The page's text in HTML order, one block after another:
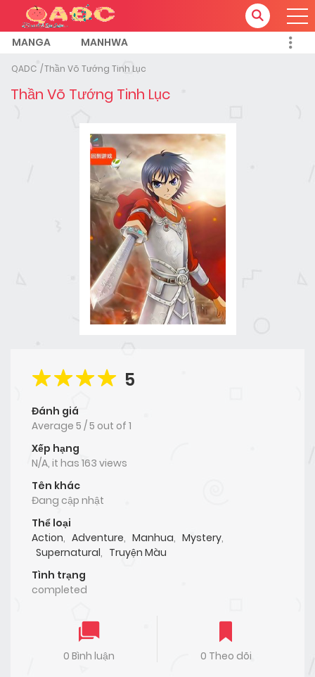
MANGA MANHWA
QADC Thần Võ Tướng Tinh Lục
Thần Võ Tướng Tinh Lục
5
Đánh giá
Average 5 /5 out of 1
Xếp hạng
N/A, it has 163 views
Tên khác
Đang cập nhật
Thể loại
Action, Adventure, Manhua, Mystery,
Supernatural, Truyện Màu
Tình trạng
completed
0 Bình luận 0 Theo dõi